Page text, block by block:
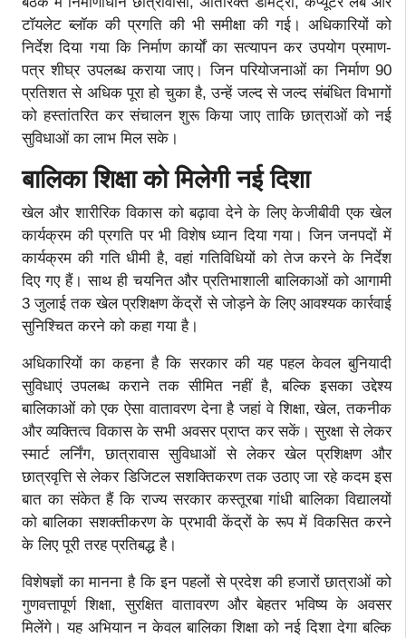
टॉयलेट ब्लॉक की प्रगति की भी समीक्षा की गई। अधिकारियों को
निर्देश दिया गया कि निर्माण कार्यों का सत्यापन कर उपयोग प्रमाण-
पत्र शीघ्र उपलब्ध कराया जाए। जिन परियोजनाओं का निर्माण 90
प्रतिशत से अधिक पूरा हो चुका है, उन्हें जल्द से जल्द संबंधित विभागों
को हस्तांतरित कर संचालन शुरू किया जाए ताकि छात्राओं को नई
सुविधाओं का लाभ मिल सके।
बालिका शिक्षा को मिलेगी नई दिशा
खेल और शारीरिक विकास को बढ़ावा देने के लिए केजीबीवी एक खेल
कार्यक्रम की प्रगति पर भी विशेष ध्यान दिया गया। जिन जनपदों में
कार्यक्रम की गति धीमी है, वहां गतिविधियों को तेज करने के निर्देश
दिए गए हैं। साथ ही चयनित और प्रतिभाशाली बालिकाओं को आगामी
3 जुलाई तक खेल प्रशिक्षण केंद्रों से जोड़ने के लिए आवश्यक कार्रवाई
सुनिश्चित करने को कहा गया है।
अधिकारियों का कहना है कि सरकार की यह पहल केवल बुनियादी
सुविधाएं उपलब्ध कराने तक सीमित नहीं है, बल्कि इसका उद्देश्य
बालिकाओं को एक ऐसा वातावरण देना है जहां वे शिक्षा, खेल, तकनीक
और व्यक्तित्व विकास के सभी अवसर प्राप्त कर सकें। सुरक्षा से लेकर
स्मार्ट लर्निंग, छात्रावास सुविधाओं से लेकर खेल प्रशिक्षण और
छात्रवृत्ति से लेकर डिजिटल सशक्तिकरण तक उठाए जा रहे कदम इस
बात का संकेत हैं कि राज्य सरकार कस्तूरबा गांधी बालिका विद्यालयों
को बालिका सशक्तीकरण के प्रभावी केंद्रों के रूप में विकसित करने
के लिए पूरी तरह प्रतिबद्ध है।
विशेषज्ञों का मानना है कि इन पहलों से प्रदेश की हजारों छात्राओं को
गुणवत्तापूर्ण शिक्षा, सुरक्षित वातावरण और बेहतर भविष्य के अवसर
मिलेंगे। यह अभियान न केवल बालिका शिक्षा को नई दिशा देगा बल्कि